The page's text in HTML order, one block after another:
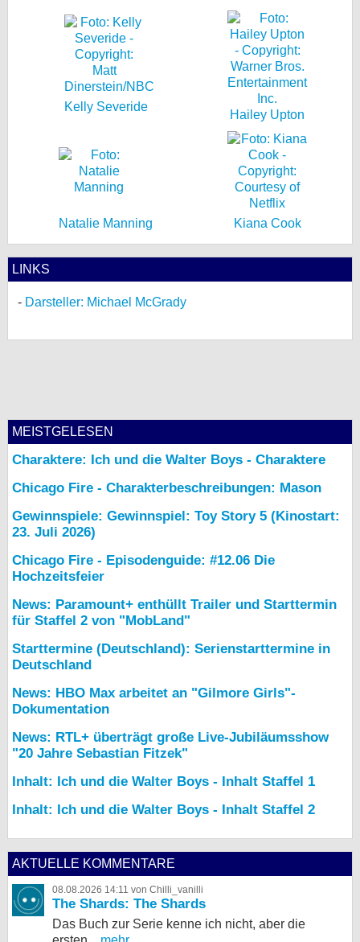
Kelly Severide
Hailey Upton
Natalie Manning Kiana Cook
LINKS
Darsteller: Michael McGrady
MEISTGELESEN
Charaktere: Ich und die Walter Boys - Charaktere
Chicago Fire - Charakterbeschreibungen: Mason
Gewinnspiele: Gewinnspiel: Toy Story 5 (Kinostart:
23. Juli 2026)
Chicago Fire - Episodenguide: #12.06 Die
Hochzeitsfeier
News: Paramount+ enthüllt Trailer und Starttermin
für Staffel 2 von "MobLand"
Starttermine (Deutschland): Serienstarttermine in
Deutschland
News: HBO Max arbeitet an "Gilmore Girls"-
Dokumentation
News: RTL+ überträgt große Live-Jubiläumsshow
"20 Jahre Sebastian Fitzek"
Inhalt: Ich und die Walter Boys - Inhalt Staffel 1
Inhalt: Ich und die Walter Boys - Inhalt Staffel 2
AKTUELLE KOMMENTARE
08.08.2026 14:11 von Chilli_vanilli
The Shards: The Shards
Das Buch zur Serie kenne ich nicht, aber die